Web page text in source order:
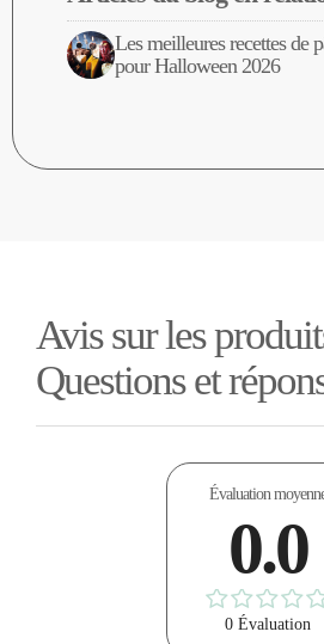
Les meilleures recettes de
pour Halloween 2026
Avis sur les
Questions et
Évaluation
0.0
0 Évaluation